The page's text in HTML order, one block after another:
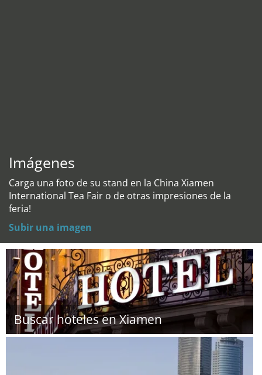
Imágenes
Carga una foto de su stand en la China Xiamen
International Tea Fair o de otras impresiones de la
feria!
Subir una imagen
Buscar hoteles en Xiamen